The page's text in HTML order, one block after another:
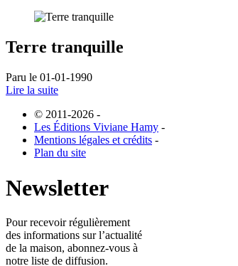
Terre tranquille
Paru le 01-01-1990
Lire la suite
© 2011-2026 -
Les Éditions Viviane Hamy -
Mentions légales et crédits -
Plan du site
Newsletter
Pour recevoir régulièrement
des informations sur l’actualité
de la maison, abonnez-vous à
notre liste de diffusion.